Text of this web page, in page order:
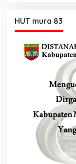
HUT mura 83